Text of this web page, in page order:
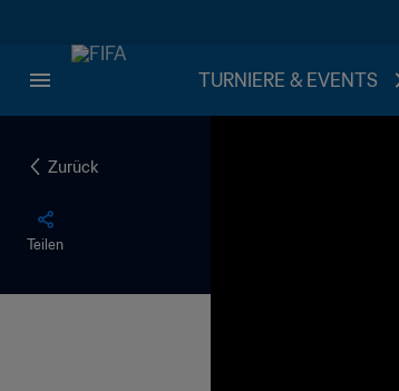
TURNIERE & EVENTS
Zurück
Teilen